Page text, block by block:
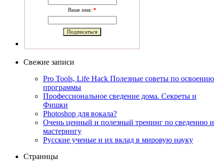
Ваше имя: *
Свежие записи
Pro Tools, Life Hack Полезные советы по освоению
программы
Профессиональное сведение дома. Секреты и
Фишки
Photoshop для вокала?
Очень ценный и полезный тренинг по сведению и
мастерингу
Русские ученые и их вклад в мировую науку
Страницы